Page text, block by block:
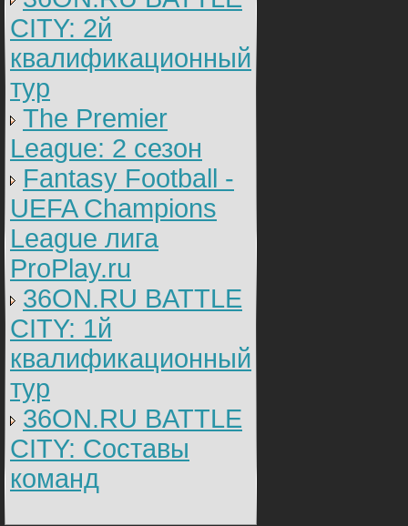
CITY: 2й
квалификационный
тур
The Premier
League: 2 cезон
Fantasy Football -
UEFA Champions
League лига
ProPlay.ru
36ON.RU BATTLE
CITY: 1й
квалификационный
тур
36ON.RU BATTLE
CITY: Составы
команд